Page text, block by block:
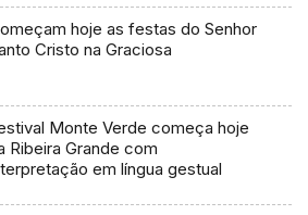
hoje as festas do Senhor
Cristo na Graciosa
Monte Verde começa hoje
Ribeira Grande com
em língua gestual